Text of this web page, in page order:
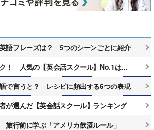
英語フレーズは？ 5つのシーンごとに紹介
！ 人気の【英会話スクール】No.1は…
語で言うと？ レシピに頻出する5つの表現
が選んだ【英会話スクール】ランキング
行前に学ぶ「アメリカ飲酒ルール」